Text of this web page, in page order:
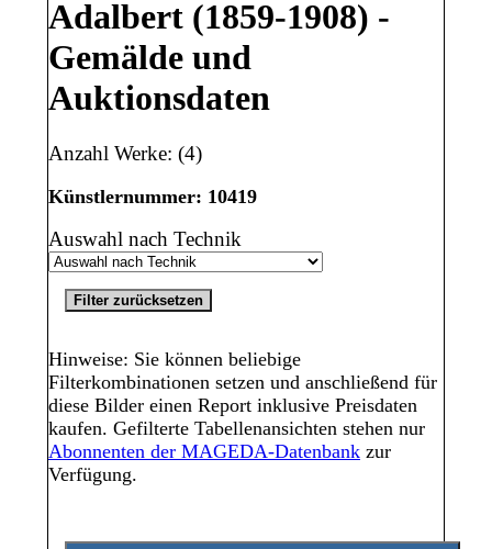
Adalbert (1859-1908) -
Gemälde und
Auktionsdaten
Anzahl Werke: (4)
Künstlernummer: 10419
Auswahl nach Technik
Hinweise: Sie können beliebige
Filterkombinationen setzen und anschließend für
diese Bilder einen Report inklusive Preisdaten
kaufen. Gefilterte Tabellenansichten stehen nur
Abonnenten der MAGEDA-Datenbank zur
Verfügung.